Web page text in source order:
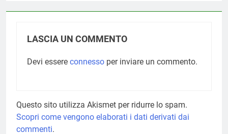
LASCIA UN COMMENTO
Devi essere connesso per inviare un commento.
Questo sito utilizza Akismet per ridurre lo spam.
Scopri come vengono elaborati i dati derivati dai
commenti.